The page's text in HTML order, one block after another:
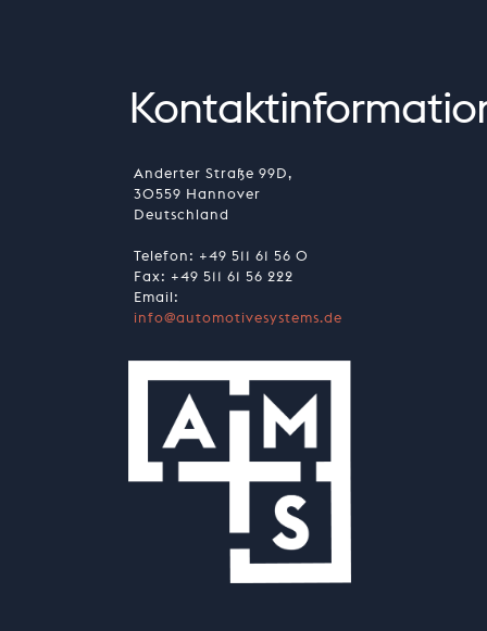
Anderter Straße 99D,
30559 Hannover
Deutschland
Telefon: +49 511 61 56 0
Fax: +49 511 61 56 222
Email:
info@automotivesystems.de